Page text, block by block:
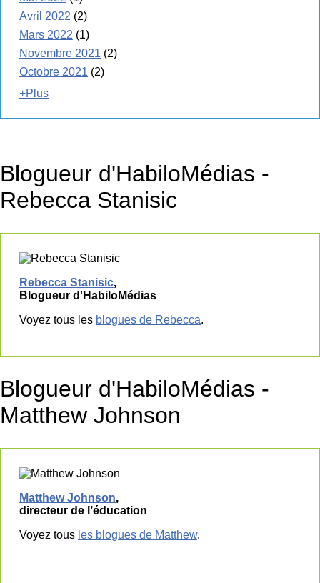
Avril 2022 (2)
Mars 2022 (1)
Novembre 2021 (2)
Octobre 2021 (2)
+Plus
Blogueur d'HabiloMédias -
Rebecca Stanisic
Rebecca Stanisic,
Blogueur d'HabiloMédias
Voyez tous les blogues de Rebecca.
Blogueur d'HabiloMédias -
Matthew Johnson
Matthew Johnson,
directeur de l’éducation
Voyez tous les blogues de Matthew.